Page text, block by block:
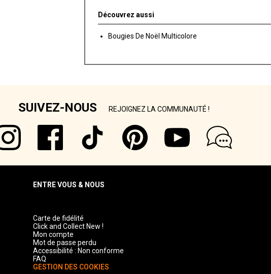
Découvrez aussi
Bougies De Noël Multicolore
SUIVEZ-NOUS REJOIGNEZ LA COMMUNAUTÉ !
ENTRE VOUS & NOUS
Carte de fidélité
Click and Collect New !
Mon compte
Mot de passe perdu
Accessibilité : Non conforme
FAQ
GESTION DES COOKIES